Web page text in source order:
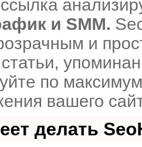
и SMM.
и
по
вашего
делать